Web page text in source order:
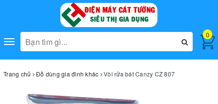
Toggle
navigation
0
Trang chủ Đồ dùng gia đình khác Vòi rửa bát Canzy CZ 807